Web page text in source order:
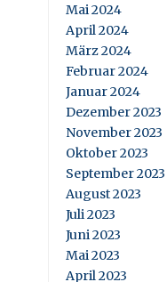
Mai 2024
April 2024
März 2024
Februar 2024
Januar 2024
Dezember 2023
November 2023
Oktober 2023
September 2023
August 2023
Juli 2023
Juni 2023
Mai 2023
April 2023